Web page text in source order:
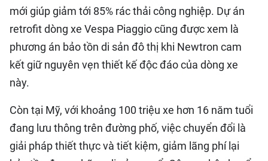
mới giúp giảm tới 85% rác thải công nghiệp. Dự án
retrofit dòng xe Vespa Piaggio cũng được xem là
phương án bảo tồn di sản đô thị khi Newtron cam
kết giữ nguyên vẹn thiết kế độc đáo của dòng xe
này.
Còn tại Mỹ, với khoảng 100 triệu xe hơn 16 năm tuổi
đang lưu thông trên đường phố, việc chuyển đổi là
giải pháp thiết thực và tiết kiệm, giảm lãng phí lại